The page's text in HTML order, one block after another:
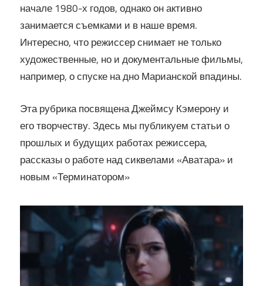
начале 1980-х годов, однако он активно
занимается съемками и в наше время.
Интересно, что режиссер снимает не только
художественные, но и документальные фильмы,
например, о спуске на дно Марианской впадины.
Эта рубрика посвящена Джеймсу Кэмерону и
его творчеству. Здесь мы публикуем статьи о
прошлых и будущих работах режиссера,
рассказы о работе над сиквелами «Аватара» и
новым «Терминатором»